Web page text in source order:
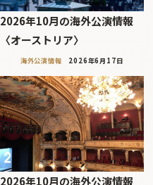
2026年10月の海外公演情報
〈オーストリア〉
海外公演情報 2026年6月17日
2026年10月の海外公演情報